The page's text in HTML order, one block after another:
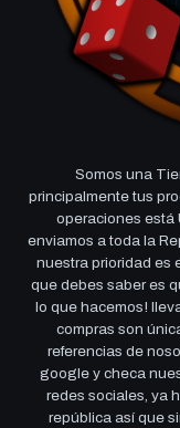
Somos una
principalmente tus
operaciones está
enviamos a toda la
nuestra prioridad es
que debes saber es
lo que hacemos!
compras son
referencias de
google y checa
redes sociales, ya
república así que